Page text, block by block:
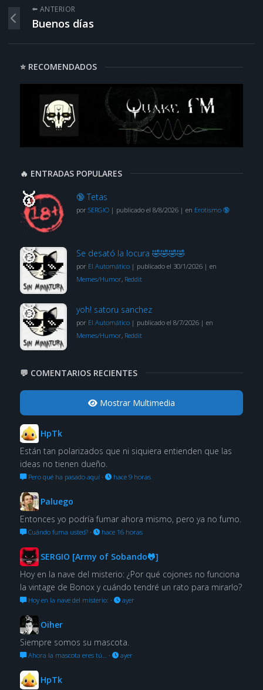
⬅️ ANTERIOR
Buenos días
⭐ RECOMENDADOS
🔥 ENTRADAS POPULARES
🔞 Tetas
por SERGIO| publicado el 8/8/2026| en Erotismo 🔞
Se desató la locura 🤣🤣🤣🤣
por El Automático| publicado el 30/1/2026| en
Memes/Humor, Reddit
yoh! satoru sanchez
por El Automático| publicado el 8/7/2026| en
Memes/Humor, Reddit
💬 COMENTARIOS RECIENTES
Mostrar Multimedia
HpTk
Están tan polarizados que ni siquiera entienden que las
ideas no tienen dueño.
Pero qué ha pasado aquí· hace 9 horas
Paluego
Entonces yo podría fumar ahora mismo, pero ya no fumo.
Cuándo fuma usted?· hace 16 horas
SERGIO [Army of Sobando🐸]
Hoy en la nave del misterio: ¿Por qué cojones no funciona
la vintage de Bonox y cuándo tendré un rato para mirarlo?
Hoy en la nave del misterio: · ayer
Oiher
Siempre somos su mascota.
Ahora la mascota eres tú… · ayer
HpTk